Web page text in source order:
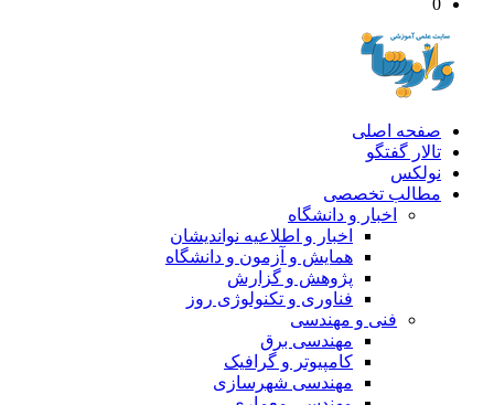
صفحه اصلی
تالار گفتگو
نولکس
مطالب تخصصی
اخبار و دانشگاه
اخبار و اطلاعیه نواندیشان
همایش و آزمون و دانشگاه
پژوهش و گزارش
فناوری و تکنولوژی روز
فنی و مهندسی
مهندسی برق
کامپیوتر و گرافیک
مهندسی شهرسازی